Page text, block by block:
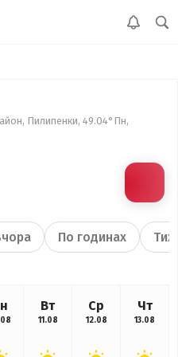
Пилипенки, 49.04°Пн,
По годинах
Вт
11.08
Ср
12.08
Чт
13.08